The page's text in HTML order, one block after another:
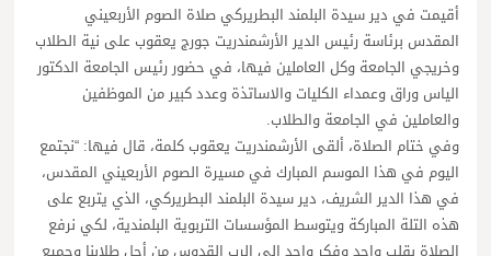
أقيمت في دير سيدة البلمند البطريركي صلاة الصوم الأربعيني
المقدس برئاسة رئيس الدير الأرشمندريت جورج يعقوب على نية الطلاب
وخريجي الجامعة وكل العاملين فيها، في حضور رئيس الجامعة الدكتور
الياس وراق وعمداء الكليات والاساتذة وعدد كبير من الموظفين
والعاملين في الجامعة والطلاب.
وفي ختام الصلاة، ألقى الأرشمندريت يعقوب كلمة، قال فيها: “نجتمع
اليوم في هذا الموسم المبارك في مسيرة الصوم الأربعيني المقدس،
في هذا الدير الشريف، دير سيدة البلمند البطريركي، الذي يتربع على
هذه التلة المباركة ويتوسط المؤسسات التربوية البلمندية، لكي نرفع